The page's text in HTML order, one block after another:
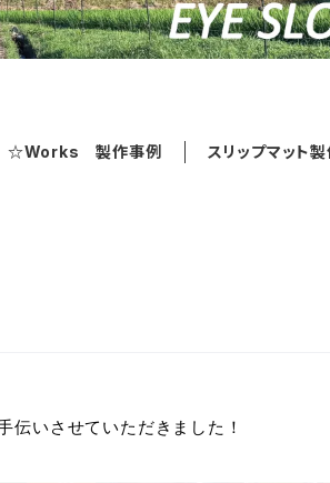
☆Works 製作事例 スリップマット製
伝いさせていただきました！